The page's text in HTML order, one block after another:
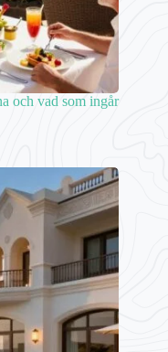
och vad som ingår